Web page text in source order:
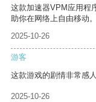
这款加速器VPM应用程
助你在网络上自由移动。
2025-10-26
游客
这款游戏的剧情非常感
2025-10-26